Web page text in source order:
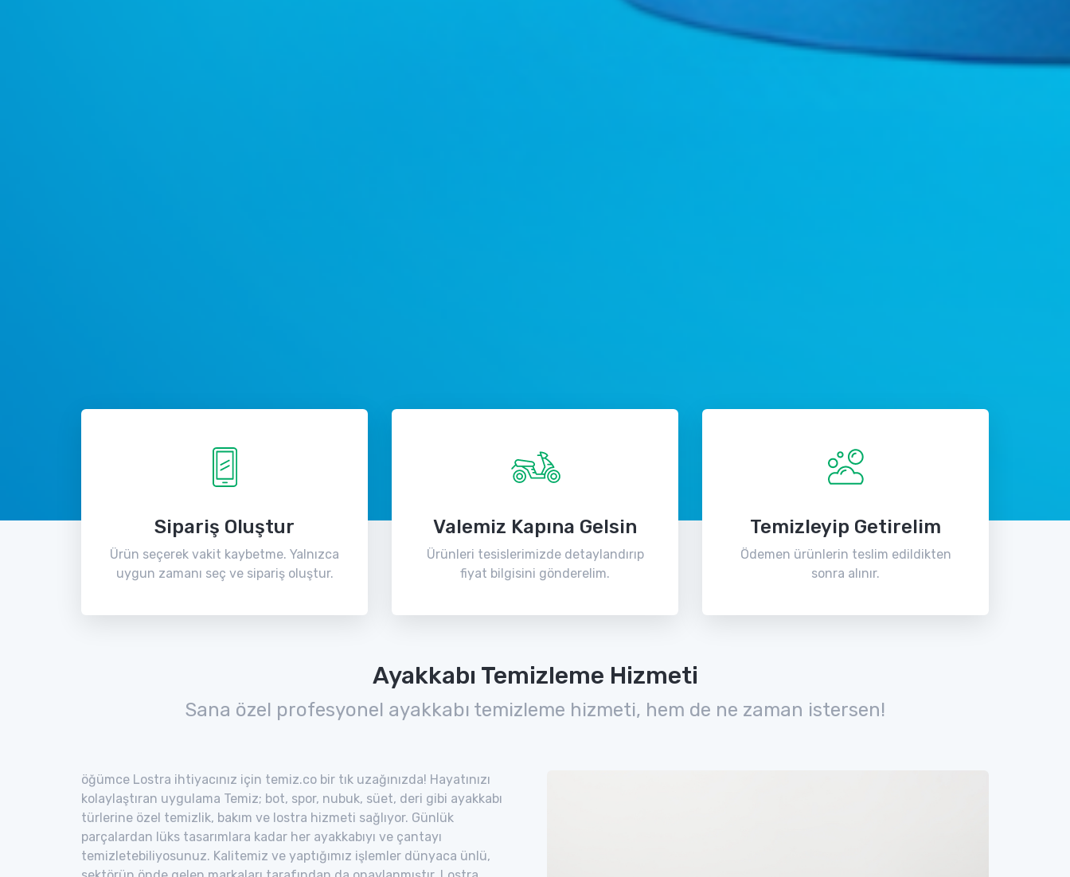
Sipariş Oluştur
Ürün seçerek vakit kaybetme. Yalnızca
uygun zamanı seç ve sipariş oluştur.
Valemiz Kapına Gelsin
Ürünleri tesislerimizde detaylandırıp
fiyat bilgisini gönderelim.
Temizleyip Getirelim
Ödemen ürünlerin teslim edildikten
sonra alınır.
Ayakkabı Temizleme Hizmeti
Sana özel profesyonel ayakkabı temizleme hizmeti, hem de ne zaman istersen!
öğümce Lostra ihtiyacınız için temiz.co bir tık uzağınızda! Hayatınızı
kolaylaştıran uygulama Temiz; bot, spor, nubuk, süet, deri gibi ayakkabı
türlerine özel temizlik, bakım ve lostra hizmeti sağlıyor. Günlük
parçalardan lüks tasarımlara kadar her ayakkabıyı ve çantayı
temizletebiliyosunuz. Kalitemiz ve yaptığımız işlemler dünyaca ünlü,